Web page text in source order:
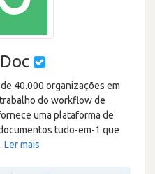
40.000 organizações em
do workflow de
uma plataforma de
tudo-em-1 que
Ler mais